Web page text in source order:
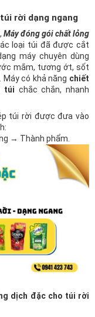
rời dạng ngang
Máy đóng gói chất lỏng
loại túi đã được cắt
máy chuyên dùng
mắm, tương ớt, sốt
có khả năng chiết
túi chắc chắn, nhanh
túi rời được đưa vào
→ Thành phẩm.
dịch đặc cho túi rời